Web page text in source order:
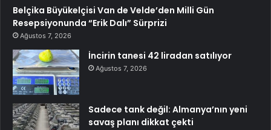
Belçika Büyükelçisi Van de Velde’den Milli Gün
Resepsiyonunda “Erik Dalı” Sürprizi
Ağustos 7, 2026
İncirin tanesi 42 liradan satılıyor
Ağustos 7, 2026
Sadece tank değil: Almanya’nın yeni
savaş planı dikkat çekti